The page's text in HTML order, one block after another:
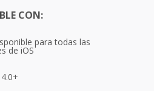
CON:
para todas las
de iOS